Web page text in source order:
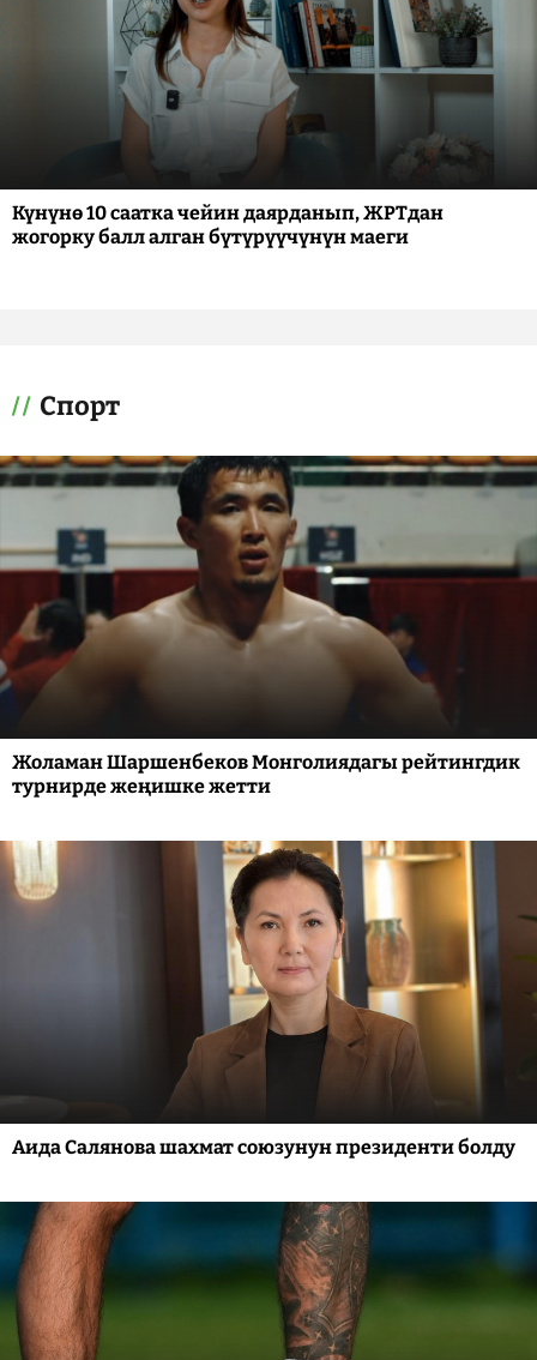
Күнүнө 10 саатка чейин даярданып, ЖРТдан
жогорку балл алган бүтүрүүчүнүн маеги
Спорт
Жоламан Шаршенбеков Монголиядагы рейтингдик
турнирде жеңишке жетти
Аида Салянова шахмат союзунун президенти болду